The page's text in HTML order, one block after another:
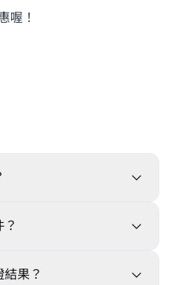
喔！
果？